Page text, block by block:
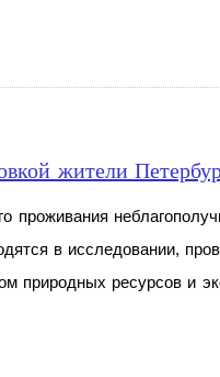
жители
проживания
в исследовании,
природных ресурсов и